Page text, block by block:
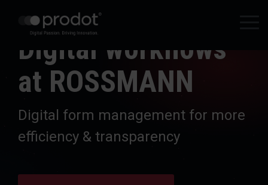
Hauptinhalt
springen.
Digital workflows
at ROSSMANN
Digital form management for more
efficiency & transparency